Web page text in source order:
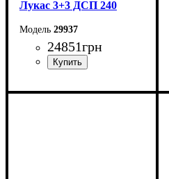
Лукас 3+3 ДСП 240
29937
24851грн
Ширина: 240 см